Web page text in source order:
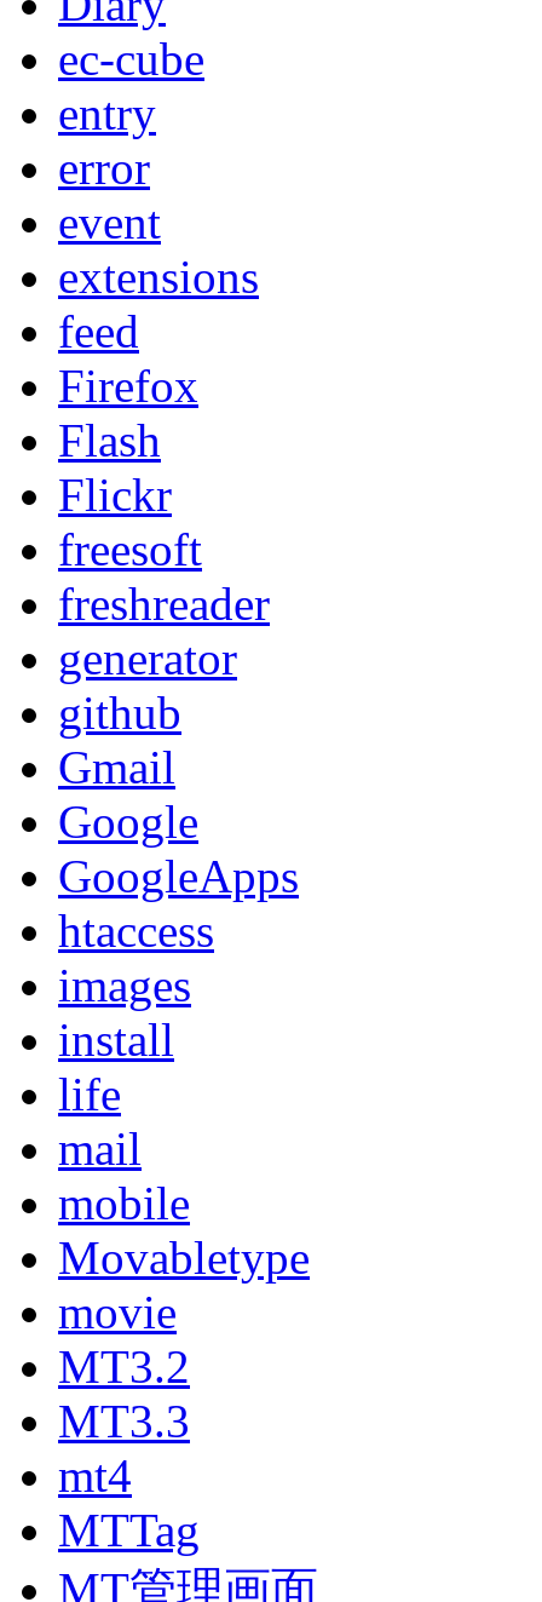
ec-cube
entry
error
event
extensions
feed
Firefox
Flash
Flickr
freesoft
freshreader
generator
github
Gmail
Google
GoogleApps
htaccess
images
install
life
mail
mobile
Movabletype
movie
MT3.2
MT3.3
mt4
MTTag
MT管理画面